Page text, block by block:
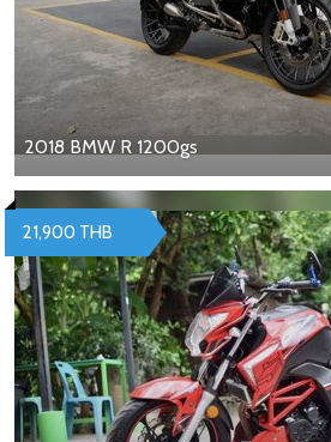
2018 BMW R 1200gs
21,900 THB